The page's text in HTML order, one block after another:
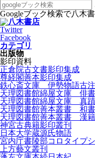
Googleブック検索で八木
Twitter
Facebook
カテゴリ
出版物
影印資料
正倉院古文書影印集成
尊経閣善本影印集成
鉄心斎文庫 伊勢物語古注
天理図書館綿屋文庫 俳
天理図書館綿屋文庫 真
天理図書館善本叢書 和
天理図書館善本叢書 漢
神宮古典籍影印叢刊
日本大学蔵源氏物語
宮内庁書陵部コロタイプ
上方藝文叢刊